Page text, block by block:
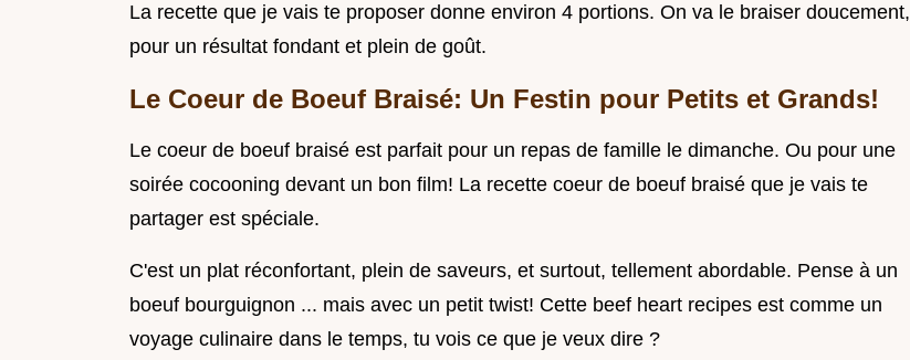
La recette que je vais te proposer donne environ 4 portions. On va le braiser doucement,
pour un résultat fondant et plein de goût.
Le Coeur de Boeuf Braisé: Un Festin pour Petits et Grands!
Le coeur de boeuf braisé est parfait pour un repas de famille le dimanche. Ou pour une
soirée cocooning devant un bon film! La recette coeur de boeuf braisé que je vais te
partager est spéciale.
C'est un plat réconfortant, plein de saveurs, et surtout, tellement abordable. Pense à un
boeuf bourguignon ... mais avec un petit twist! Cette beef heart recipes est comme un
voyage culinaire dans le temps, tu vois ce que je veux dire ?